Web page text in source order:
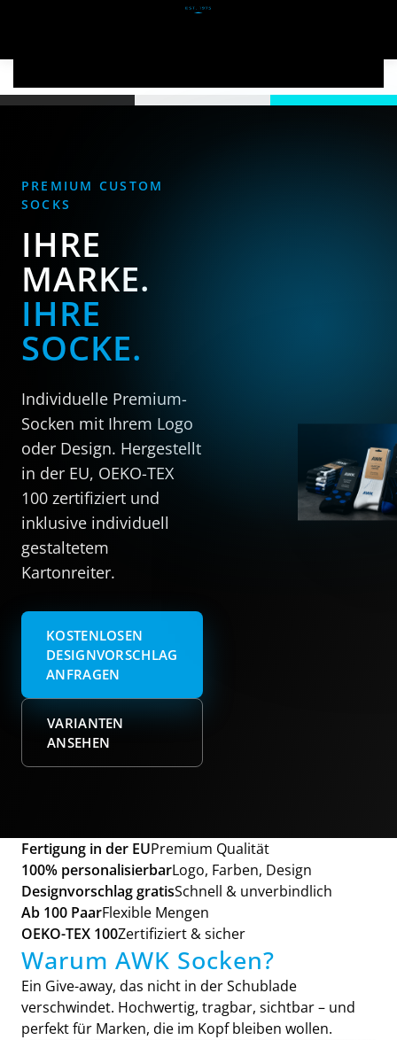
PREMIUM CUSTOM
SOCKS
IHRE
MARKE.
IHRE
SOCKE.
Individuelle Premium-
Socken mit Ihrem Logo
oder Design. Hergestellt
in der EU, OEKO-TEX
100 zertifiziert und
inklusive individuell
gestaltetem
Kartonreiter.
KOSTENLOSEN
DESIGNVORSCHLAG
ANFRAGEN
VARIANTEN
ANSEHEN
Fertigung in der EUPremium Qualität
100% personalisierbarLogo, Farben, Design
Designvorschlag gratisSchnell & unverbindlich
Ab 100 PaarFlexible Mengen
OEKO-TEX 100Zertifiziert & sicher
Warum AWK Socken?
Ein Give-away, das nicht in der Schublade
verschwindet. Hochwertig, tragbar, sichtbar – und
perfekt für Marken, die im Kopf bleiben wollen.